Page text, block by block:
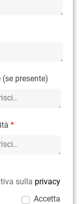
(se presente)
*
sulla privacy
Accetta